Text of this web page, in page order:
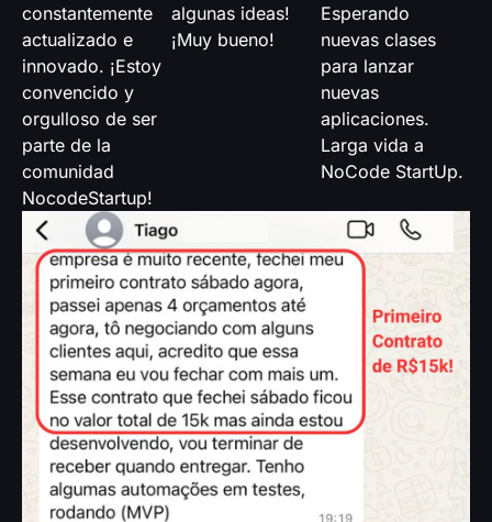
constantemente
actualizado e
innovado. ¡Estoy
convencido y
orgulloso de ser
parte de la
comunidad
NocodeStartup!
algunas ideas!
¡Muy bueno!
Esperando
nuevas clases
para lanzar
nuevas
aplicaciones.
Larga vida a
NoCode StartUp.